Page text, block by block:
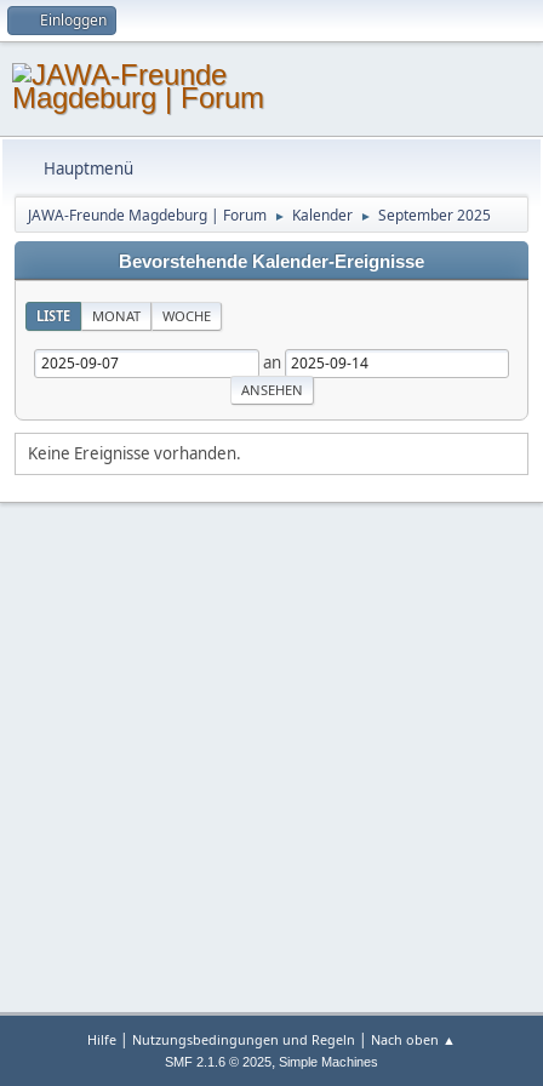
Einloggen
Hauptmenü
JAWA-Freunde Magdeburg | Forum ► Kalender ► September 2025
Bevorstehende Kalender-Ereignisse
LISTE MONAT WOCHE
an
Keine Ereignisse vorhanden.
Hilfe | Nutzungsbedingungen und Regeln | Nach oben ▲
SMF 2.1.6 © 2025, Simple Machines